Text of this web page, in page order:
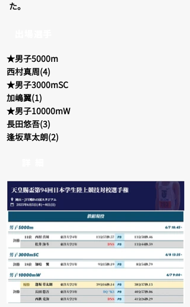
た。
★男子5000m
西村真周(4)
★男子3000mSC
加嶋翼(1)
★男子10000mW
長田悠吾(3)
逢坂草太朗(2)